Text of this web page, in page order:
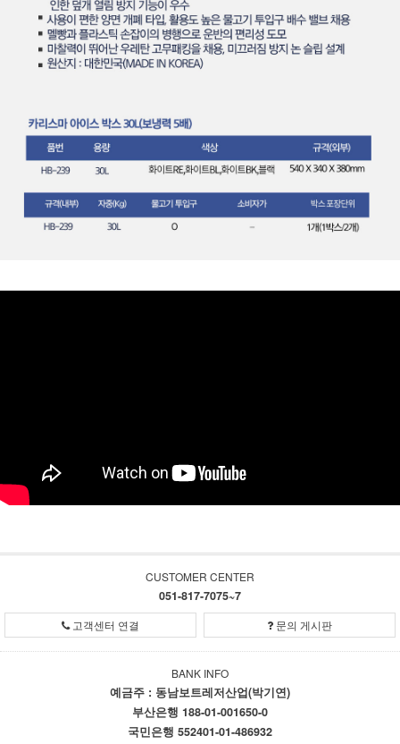
CUSTOMER CENTER
051-817-7075~7
고객센터 연결 문의 게시판
BANK INFO
예금주 : 동남보트레저산업(박기연)
부산은행 188-01-001650-0
국민은행 552401-01-486932